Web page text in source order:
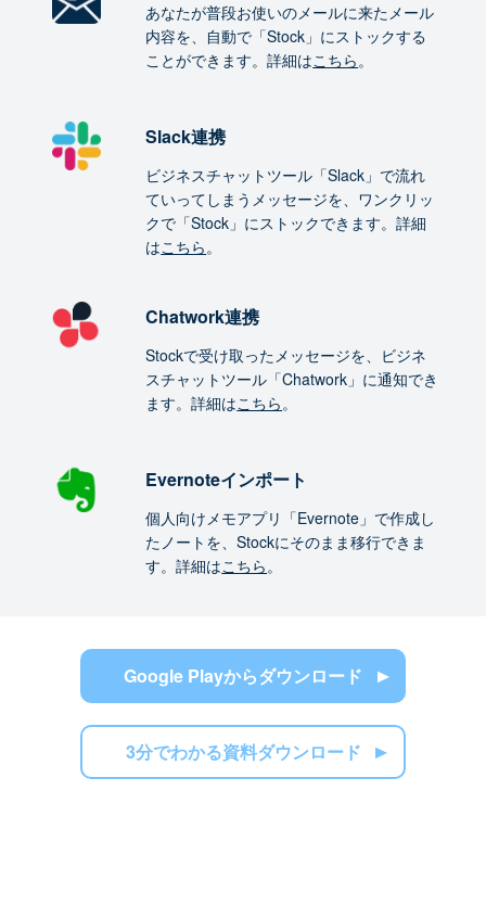
あなたが普段お使いのメールに来たメール
内容を、自動で「Stock」にストックする
ことができます。詳細はこちら。
Slack連携
ビジネスチャットツール「Slack」で流れ
ていってしまうメッセージを、ワンクリッ
クで「Stock」にストックできます。詳細
はこちら。
Chatwork連携
Stockで受け取ったメッセージを、ビジネ
スチャットツール「Chatwork」に通知でき
ます。詳細はこちら。
Evernoteインポート
個人向けメモアプリ「Evernote」で作成し
たノートを、Stockにそのまま移行できま
す。詳細はこちら。
Google Playからダウンロード
3分でわかる資料ダウンロード